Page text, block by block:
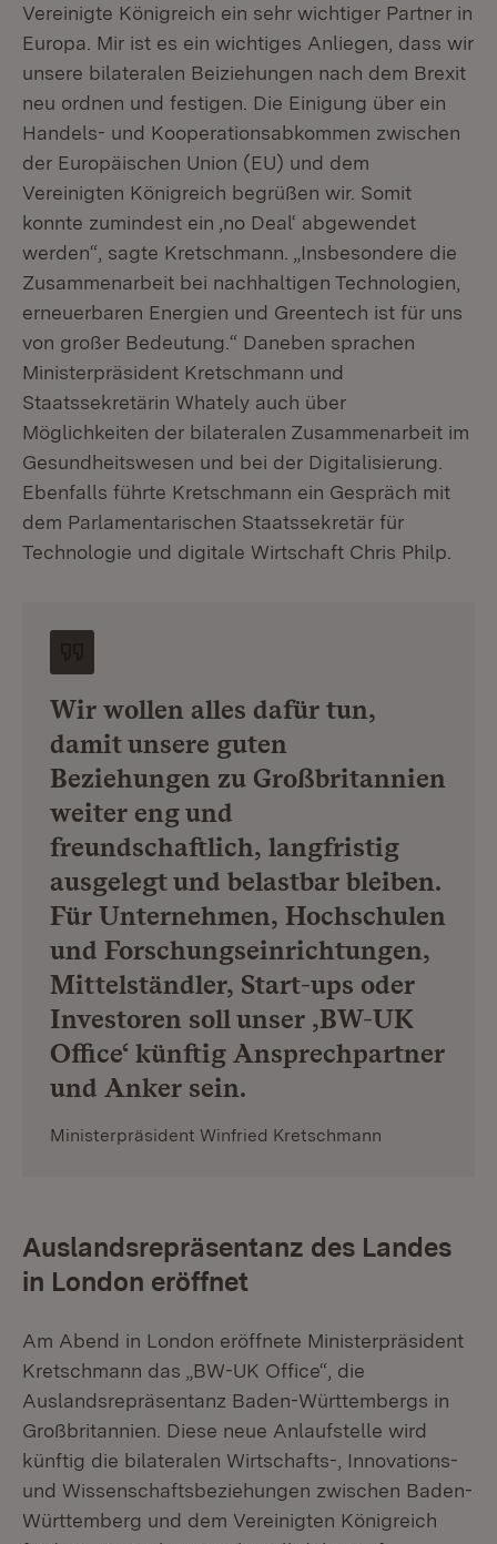
Vereinigte Königreich ein sehr wichtiger Partner in
Europa. Mir ist es ein wichtiges Anliegen, dass wir
unsere bilateralen Beiziehungen nach dem Brexit
neu ordnen und festigen. Die Einigung über ein
Handels- und Kooperationsabkommen zwischen
der Europäischen Union (EU) und dem
Vereinigten Königreich begrüßen wir. Somit
konnte zumindest ein ,no Deal‘ abgewendet
werden“, sagte Kretschmann. „Insbesondere die
Zusammenarbeit bei nachhaltigen Technologien,
erneuerbaren Energien und Greentech ist für uns
von großer Bedeutung.“ Daneben sprachen
Ministerpräsident Kretschmann und
Staatssekretärin Whately auch über
Möglichkeiten der bilateralen Zusammenarbeit im
Gesundheitswesen und bei der Digitalisierung.
Ebenfalls führte Kretschmann ein Gespräch mit
dem Parlamentarischen Staatssekretär für
Technologie und digitale Wirtschaft Chris Philp.
Wir wollen alles dafür tun,
damit unsere guten
Beziehungen zu Großbritannien
weiter eng und
freundschaftlich, langfristig
ausgelegt und belastbar bleiben.
Für Unternehmen, Hochschulen
und Forschungseinrichtungen,
Mittelständler, Start-ups oder
Investoren soll unser ,BW-UK
Office‘ künftig Ansprechpartner
und Anker sein.
Ministerpräsident Winfried Kretschmann
Auslandsrepräsentanz des Landes
in London eröffnet
Am Abend in London eröffnete Ministerpräsident
Kretschmann das „BW-UK Office“, die
Auslandsrepräsentanz Baden-Württembergs in
Großbritannien. Diese neue Anlaufstelle wird
künftig die bilateralen Wirtschafts-, Innovations-
und Wissenschaftsbeziehungen zwischen Baden-
Württemberg und dem Vereinigten Königreich